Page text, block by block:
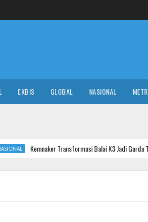
EKBIS GLOBAL NASIONAL
Transformasi Balai K3 Jadi Garda Terdepan